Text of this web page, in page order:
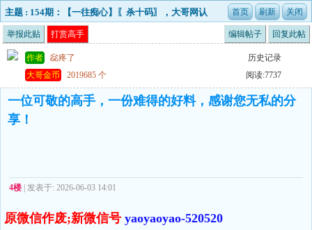
主题 : 154期：【一往痴心】〖杀十码〗，大哥网认
证高手`````
举报此贴 打赏高手 编辑帖子 回复此帖
作者 惢疼了
历史记录
大哥金币
2019685 个 阅读:7737
一位可敬的高手，一份难得的好料，感谢您无私的分
享！
4楼 | 发表于: 2026-06-03 14:01
原微信作废;新微信号 yaoyaoyao-520520